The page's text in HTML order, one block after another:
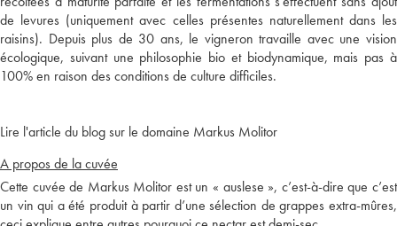
de levures (uniquement avec celles présentes naturellement dans les
raisins). Depuis plus de 30 ans, le vigneron travaille avec une vision
écologique, suivant une philosophie bio et biodynamique, mais pas à
100% en raison des conditions de culture difficiles.
Lire l'article du blog sur le domaine Markus Molitor
A propos de la cuvée
Cette cuvée de Markus Molitor est un « auslese », c’est-à-dire que c’est
un vin qui a été produit à partir d’une sélection de grappes extra-mûres,